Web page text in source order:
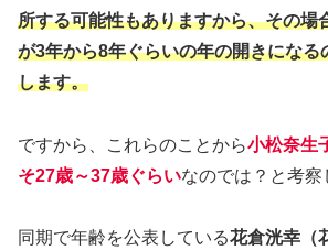
所する可能性もありますから、その場
が3年から8年ぐらいの年の開きになる
します。
ですから、これらのことから小松奈生
そ27歳～37歳ぐらいなのでは？と考察
同期で年齢を公表している花倉洸幸（